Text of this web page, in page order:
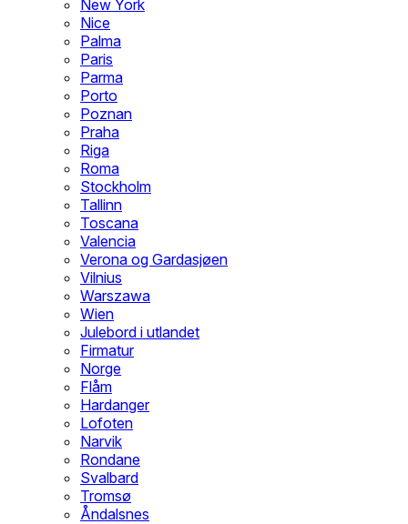
New York
Nice
Palma
Paris
Parma
Porto
Poznan
Praha
Riga
Roma
Stockholm
Tallinn
Toscana
Valencia
Verona og Gardasjøen
Vilnius
Warszawa
Wien
Julebord i utlandet
Firmatur
Norge
Flåm
Hardanger
Lofoten
Narvik
Rondane
Svalbard
Tromsø
Åndalsnes